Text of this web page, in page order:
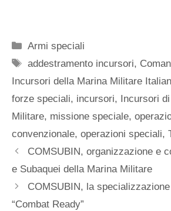
Categorie
Armi speciali
Tag
addestramento incursori,
Incursori della Marina Militare
forze speciali, incursori, Incursori
Militare, missione speciale,
convenzionale, operazioni speciali,
COMSUBIN, organizzazione e
e Subaquei della Marina Militare
COMSUBIN, la
“Combat Ready”